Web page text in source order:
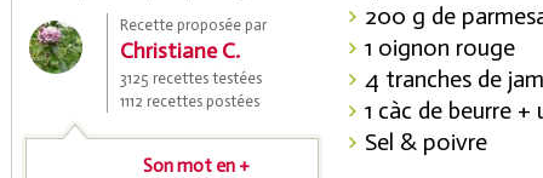
Recette proposée par
Christiane C.
3125 recettes testées
1112 recettes postées
Son mot en +
200 g de
1 oignon rouge
4 tranches de
1 càc de beurre
Sel & poivre
Saveurs de l'Année